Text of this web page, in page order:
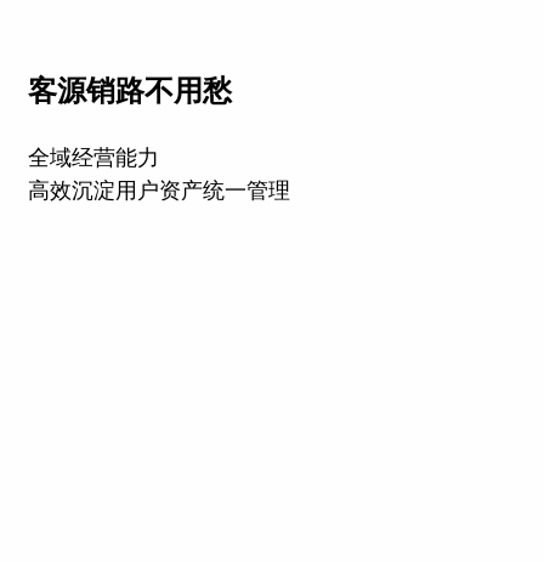
客源销路不用愁
全域经营能力
高效沉淀用户资产统一管理